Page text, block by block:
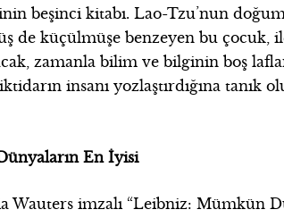
beşinci kitabı. Lao-Tzu’nun
de küçülmüşe benzeyen bu çocuk,
zamanla bilim ve bilginin boş
insanı yozlaştırdığına tanık
En İyisi
Wauters imzalı “Leibniz: Mümkün